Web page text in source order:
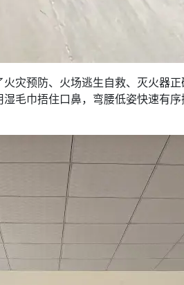
灾预防、火场逃生自救、灭火器
毛巾捂住口鼻，弯腰低姿快速有